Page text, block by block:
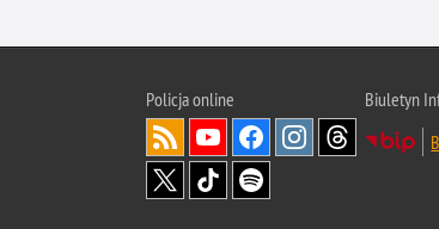
Policjaonline
Biuletyn